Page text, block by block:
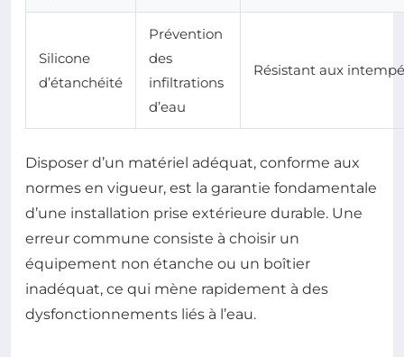
Silicone
d’étanchéité
Prévention
des
infiltrations
d’eau
Résistant aux
Disposer d’un matériel adéquat, conforme aux
normes en vigueur, est la garantie fondamentale
d’une installation prise extérieure durable. Une
erreur commune consiste à choisir un
équipement non étanche ou un boîtier
inadéquat, ce qui mène rapidement à des
dysfonctionnements liés à l’eau.